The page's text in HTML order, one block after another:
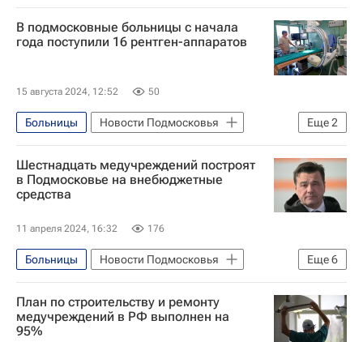
Александр Моор
В подмосковные больницы с начала
года поступили 16 рентген-аппаратов
15 августа 2024, 12:52 50
Еще2
Больницы
Новости Подмосковья
Московская область (Подмосковье)
Алексей Сапанюк
Шестнадцать медучреждений построят
в Подмосковье на внебюджетные
средства
11 апреля 2024, 16:32 176
Еще6
Больницы
Новости Подмосковья
Общество
Московская область (Подмосковье)
Балашиха
План по строительству и ремонту
медучреждений в РФ выполнен на
95%